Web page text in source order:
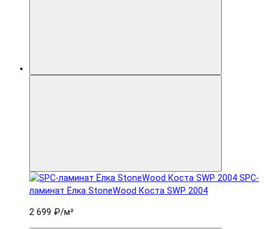
SPC-
ламинат Ëлка StoneWood Коста SWP 2004
2 699 ₽/м²